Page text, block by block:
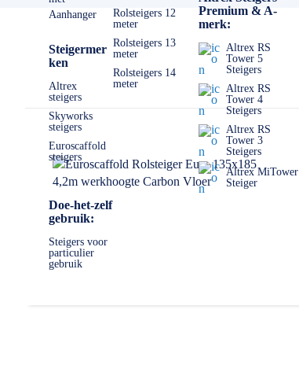
Aanhanger
Steigermer
ken
Altrex
steigers
Skyworks
steigers
Euroscaffold
steigers
Doe-het-zelf
gebruik:
Steigers voor
particulier
gebruik
Rolsteigers 12
meter
Rolsteigers 13
meter
Rolsteigers 14
meter
Premium & A-
merk:
Altrex RS
Tower 5
Steigers
Altrex RS
Tower 4
Steigers
Altrex RS
Tower 3
Steigers
Altrex MiTower
Steiger